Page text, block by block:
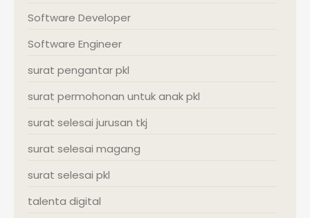
Software Developer
Software Engineer
surat pengantar pkl
surat permohonan untuk anak pkl
surat selesai jurusan tkj
surat selesai magang
surat selesai pkl
talenta digital